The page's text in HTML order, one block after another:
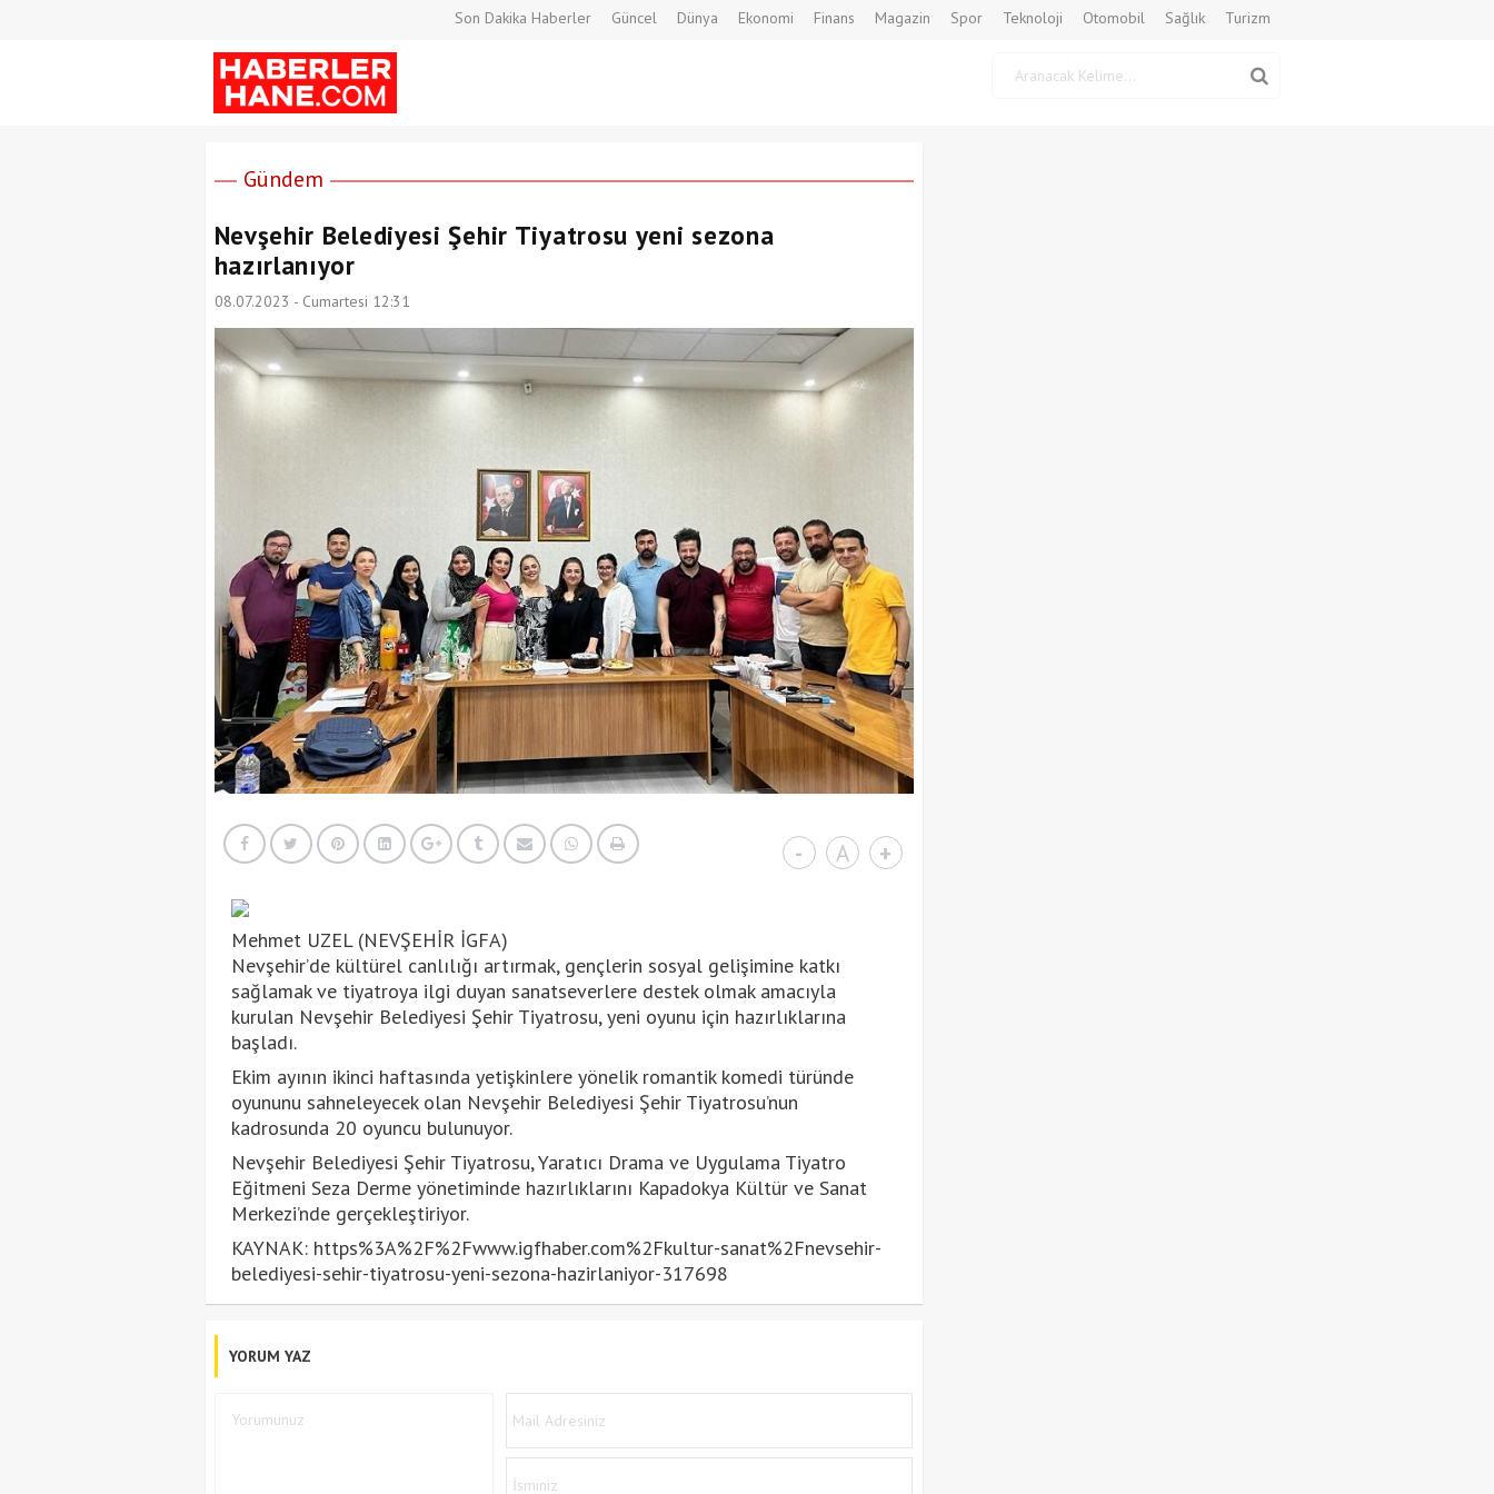
Son Dakika Haberler Güncel Dünya Ekonomi Finans Magazin Spor Teknoloji Otomobil Sağlık Turizm
Gündem
Nevşehir Belediyesi Şehir Tiyatrosu yeni sezona
hazırlanıyor
08.07.2023 - Cumartesi 12:31
- A +
Mehmet UZEL (NEVŞEHİR İGFA)
Nevşehir’de kültürel canlılığı artırmak, gençlerin sosyal gelişimine katkı
sağlamak ve tiyatroya ilgi duyan sanatseverlere destek olmak amacıyla
kurulan Nevşehir Belediyesi Şehir Tiyatrosu, yeni oyunu için hazırlıklarına
başladı.
Ekim ayının ikinci haftasında yetişkinlere yönelik romantik komedi türünde
oyununu sahneleyecek olan Nevşehir Belediyesi Şehir Tiyatrosu’nun
kadrosunda 20 oyuncu bulunuyor.
Nevşehir Belediyesi Şehir Tiyatrosu, Yaratıcı Drama ve Uygulama Tiyatro
Eğitmeni Seza Derme yönetiminde hazırlıklarını Kapadokya Kültür ve Sanat
Merkezi’nde gerçekleştiriyor.
KAYNAK: https%3A%2F%2Fwww.igfhaber.com%2Fkultur-sanat%2Fnevsehir-
belediyesi-sehir-tiyatrosu-yeni-sezona-hazirlaniyor-317698
YORUM YAZ